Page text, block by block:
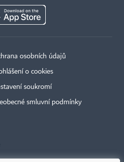
osobních údajů
o cookies
soukromí
smluvní podmínky